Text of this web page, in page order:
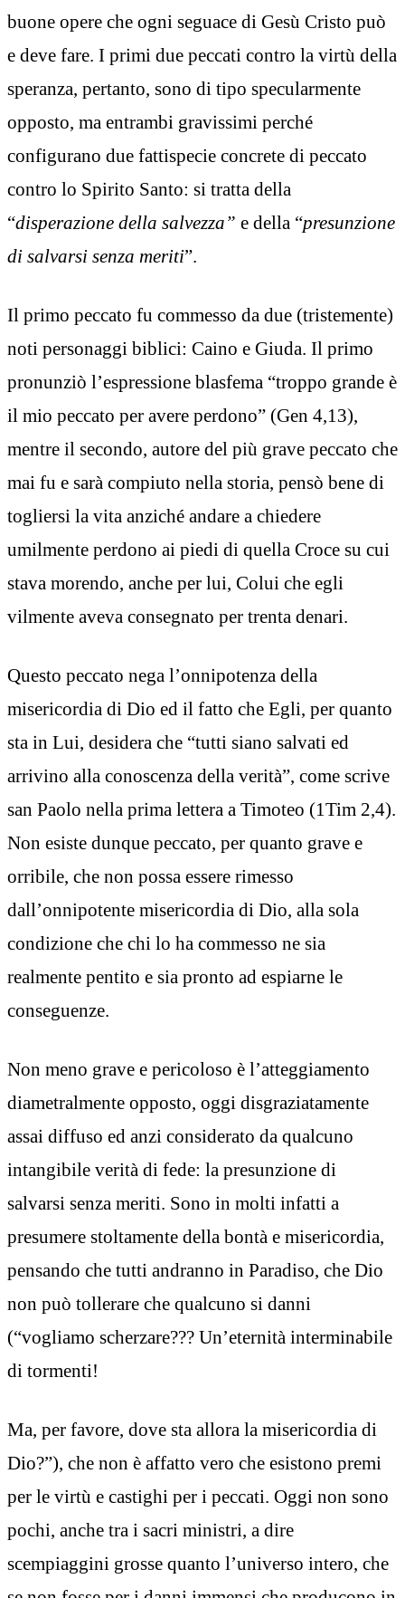
buone opere che ogni seguace di Gesù Cristo può
e deve fare. I primi due peccati contro la virtù della
speranza, pertanto, sono di tipo specularmente
opposto, ma entrambi gravissimi perché
configurano due fattispecie concrete di peccato
contro lo Spirito Santo: si tratta della
“disperazione della salvezza” e della “presunzione
di salvarsi senza meriti”.
Il primo peccato fu commesso da due (tristemente)
noti personaggi biblici: Caino e Giuda. Il primo
pronunziò l’espressione blasfema “troppo grande è
il mio peccato per avere perdono” (Gen 4,13),
mentre il secondo, autore del più grave peccato che
mai fu e sarà compiuto nella storia, pensò bene di
togliersi la vita anziché andare a chiedere
umilmente perdono ai piedi di quella Croce su cui
stava morendo, anche per lui, Colui che egli
vilmente aveva consegnato per trenta denari.
Questo peccato nega l’onnipotenza della
misericordia di Dio ed il fatto che Egli, per quanto
sta in Lui, desidera che “tutti siano salvati ed
arrivino alla conoscenza della verità”, come scrive
san Paolo nella prima lettera a Timoteo (1Tim 2,4).
Non esiste dunque peccato, per quanto grave e
orribile, che non possa essere rimesso
dall’onnipotente misericordia di Dio, alla sola
condizione che chi lo ha commesso ne sia
realmente pentito e sia pronto ad espiarne le
conseguenze.
Non meno grave e pericoloso è l’atteggiamento
diametralmente opposto, oggi disgraziatamente
assai diffuso ed anzi considerato da qualcuno
intangibile verità di fede: la presunzione di
salvarsi senza meriti. Sono in molti infatti a
presumere stoltamente della bontà e misericordia,
pensando che tutti andranno in Paradiso, che Dio
non può tollerare che qualcuno si danni
(“vogliamo scherzare??? Un’eternità interminabile
di tormenti!
Ma, per favore, dove sta allora la misericordia di
Dio?”), che non è affatto vero che esistono premi
per le virtù e castighi per i peccati. Oggi non sono
pochi, anche tra i sacri ministri, a dire
scempiaggini grosse quanto l’universo intero, che